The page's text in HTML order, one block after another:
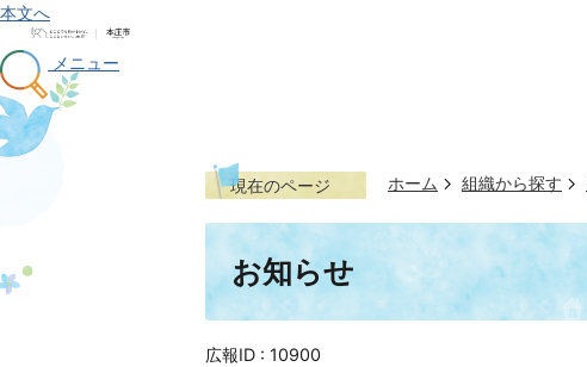
本文へ
メニュー
現在のページ ホーム 組織から探す
お知らせ
広報ID : 10900